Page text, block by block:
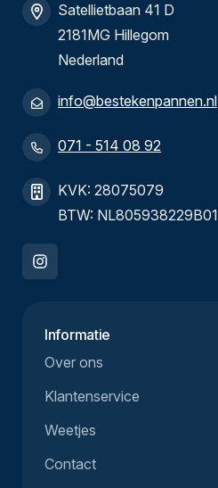
Satellietbaan 41 D
2181MG Hillegom
Nederland
info@bestekenpannen.nl
071 - 514 08 92
KVK: 28075079
BTW: NL805938229B01
Informatie
Over ons
Klantenservice
Weetjes
Contact